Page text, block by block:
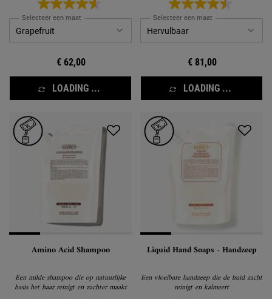
Selecteer een maat
€ 62,00
LOADING ...
Selecteer een maat
€ 81,00
LOADING ...
Amino Acid Shampoo
Een milde shampoo die op natuurlijke
basis het haar reinigt en zachter maakt
Liquid Hand Soaps - Handzeep
Een vloeibare handzeep die de huid zacht
reinigt en kalmeert